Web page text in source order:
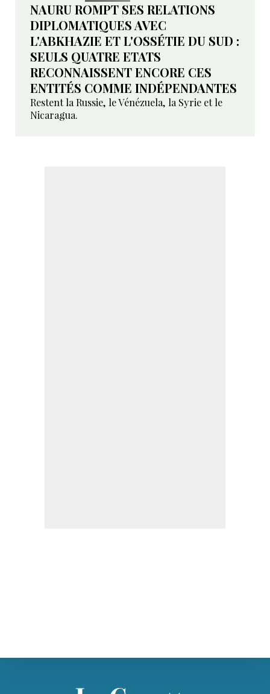
NAURU ROMPT SES RELATIONS
DIPLOMATIQUES AVEC
L'ABKHAZIE ET L'OSSÉTIE DU SUD :
SEULS QUATRE ETATS
RECONNAISSENT ENCORE CES
ENTITÉS COMME INDÉPENDANTES
Restent la Russie, le Vénézuela, la Syrie et le
Nicaragua.